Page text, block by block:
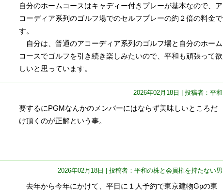
自分のホームコースはキャディー付きプレーが基本なので、ア
コーディア系列のゴルフ場でのセルフプレーの約２倍の料金で
す。
自分は、普通のアコーディア系列のゴルフ場と自分のホーム
コースでゴルフを引き続き楽しみたいので、平和も頑張って欲
しいと思っています。
2026年02月18日 | 投稿者：平和
要するにPGMなんかのメンバーにはならず美味しいところだ
け頂くのが正解という事。
2026年02月18日 | 投稿者：平和の株と会員権を持たない男
去年から今年にかけて、平日に１人予約で東京建物Gpの東